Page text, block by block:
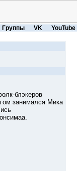
Группы VK YouTube
блэкеров
занимался Мика